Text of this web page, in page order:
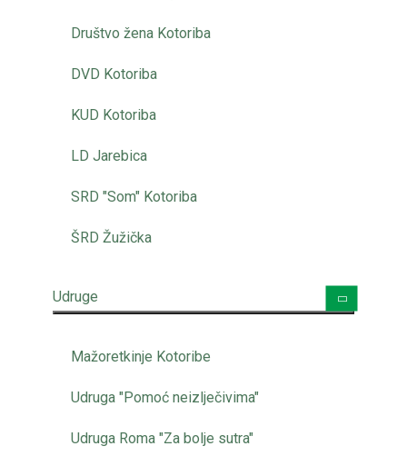
Društvo žena Kotoriba
DVD Kotoriba
KUD Kotoriba
LD Jarebica
SRD "Som" Kotoriba
ŠRD Žužička
Udruge
Mažoretkinje Kotoribe
Udruga "Pomoć neizlječivima"
Udruga Roma "Za bolje sutra"